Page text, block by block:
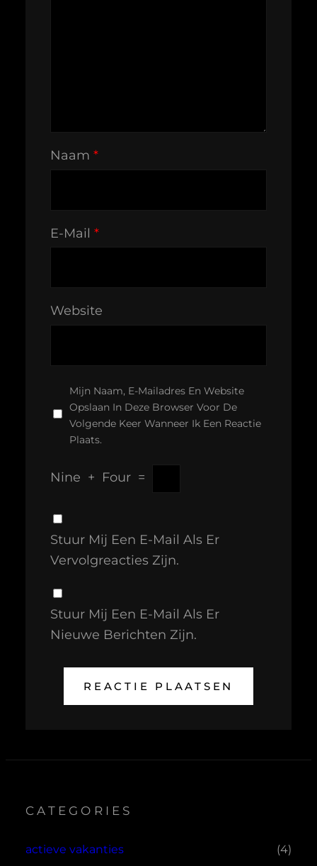
Naam *
E-Mail *
Website
Mijn Naam, E-Mailadres En Website
Opslaan In Deze Browser Voor De
Volgende Keer Wanneer Ik Een Reactie
Plaats.
Nine + Four =
Stuur Mij Een E-Mail Als Er
Vervolgreacties Zijn.
Stuur Mij Een E-Mail Als Er
Nieuwe Berichten Zijn.
CATEGORIES
actieve vakanties (4)